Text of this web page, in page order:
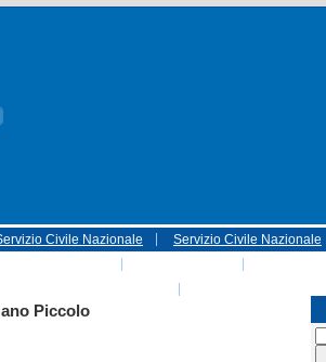
Civile Nazionale Servizio Civile Nazionale
Piccolo